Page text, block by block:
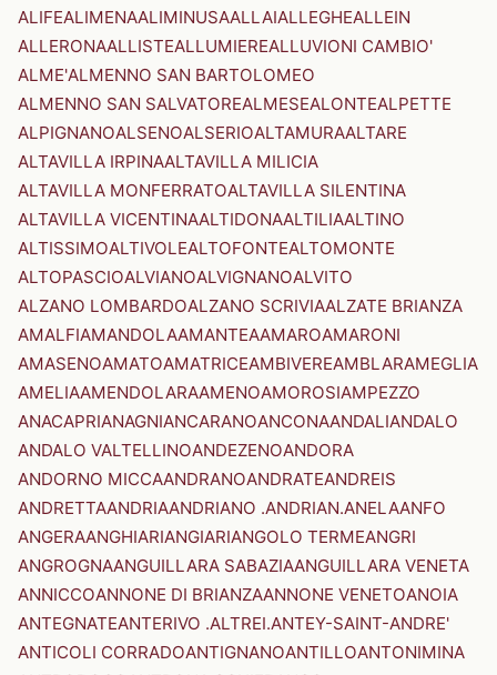
ALIFEALIMENAALIMINUSAALLAIALLEGHEALLEIN
ALLERONAALLISTEALLUMIEREALLUVIONI CAMBIO'
ALME'ALMENNO SAN BARTOLOMEO
ALMENNO SAN SALVATOREALMESEALONTEALPETTE
ALPIGNANOALSENOALSERIOALTAMURAALTARE
ALTAVILLA IRPINAALTAVILLA MILICIA
ALTAVILLA MONFERRATOALTAVILLA SILENTINA
ALTAVILLA VICENTINAALTIDONAALTILIAALTINO
ALTISSIMOALTIVOLEALTOFONTEALTOMONTE
ALTOPASCIOALVIANOALVIGNANOALVITO
ALZANO LOMBARDOALZANO SCRIVIAALZATE BRIANZA
AMALFIAMANDOLAAMANTEAAMAROAMARONI
AMASENOAMATOAMATRICEAMBIVEREAMBLARAMEGLIA
AMELIAAMENDOLARAAMENOAMOROSIAMPEZZO
ANACAPRIANAGNIANCARANOANCONAANDALIANDALO
ANDALO VALTELLINOANDEZENOANDORA
ANDORNO MICCAANDRANOANDRATEANDREIS
ANDRETTAANDRIAANDRIANO .ANDRIAN.ANELAANFO
ANGERAANGHIARIANGIARIANGOLO TERMEANGRI
ANGROGNAANGUILLARA SABAZIAANGUILLARA VENETA
ANNICCOANNONE DI BRIANZAANNONE VENETOANOIA
ANTEGNATEANTERIVO .ALTREI.ANTEY-SAINT-ANDRE'
ANTICOLI CORRADOANTIGNANOANTILLOANTONIMINA